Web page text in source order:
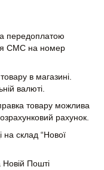
передоплатою
СМС на номер
в магазині.
валюті.
товару можлива
рахунок.
на склад “Нової
Пошті